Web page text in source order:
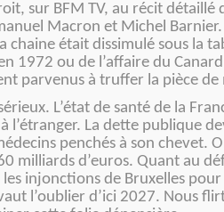
sur BFM TV, au récit détaillé
Macron et Michel
était dissimulé sous la
1972 ou de l’affaire du
parvenus à truffer la pièce de
L’état de santé de la
l’étranger. La dette publique
penchés à son chevet.
milliards d’euros. Quant au
injonctions de Bruxelles
l’oublier d’ici 2027. Nous